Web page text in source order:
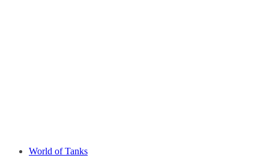
World of Tanks